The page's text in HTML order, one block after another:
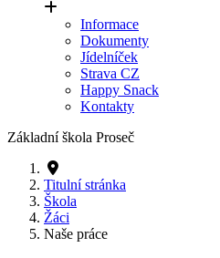
Informace
Dokumenty
Jídelníček
Strava CZ
Happy Snack
Kontakty
Základní škola Proseč
Titulní stránka
Škola
Žáci
Naše práce